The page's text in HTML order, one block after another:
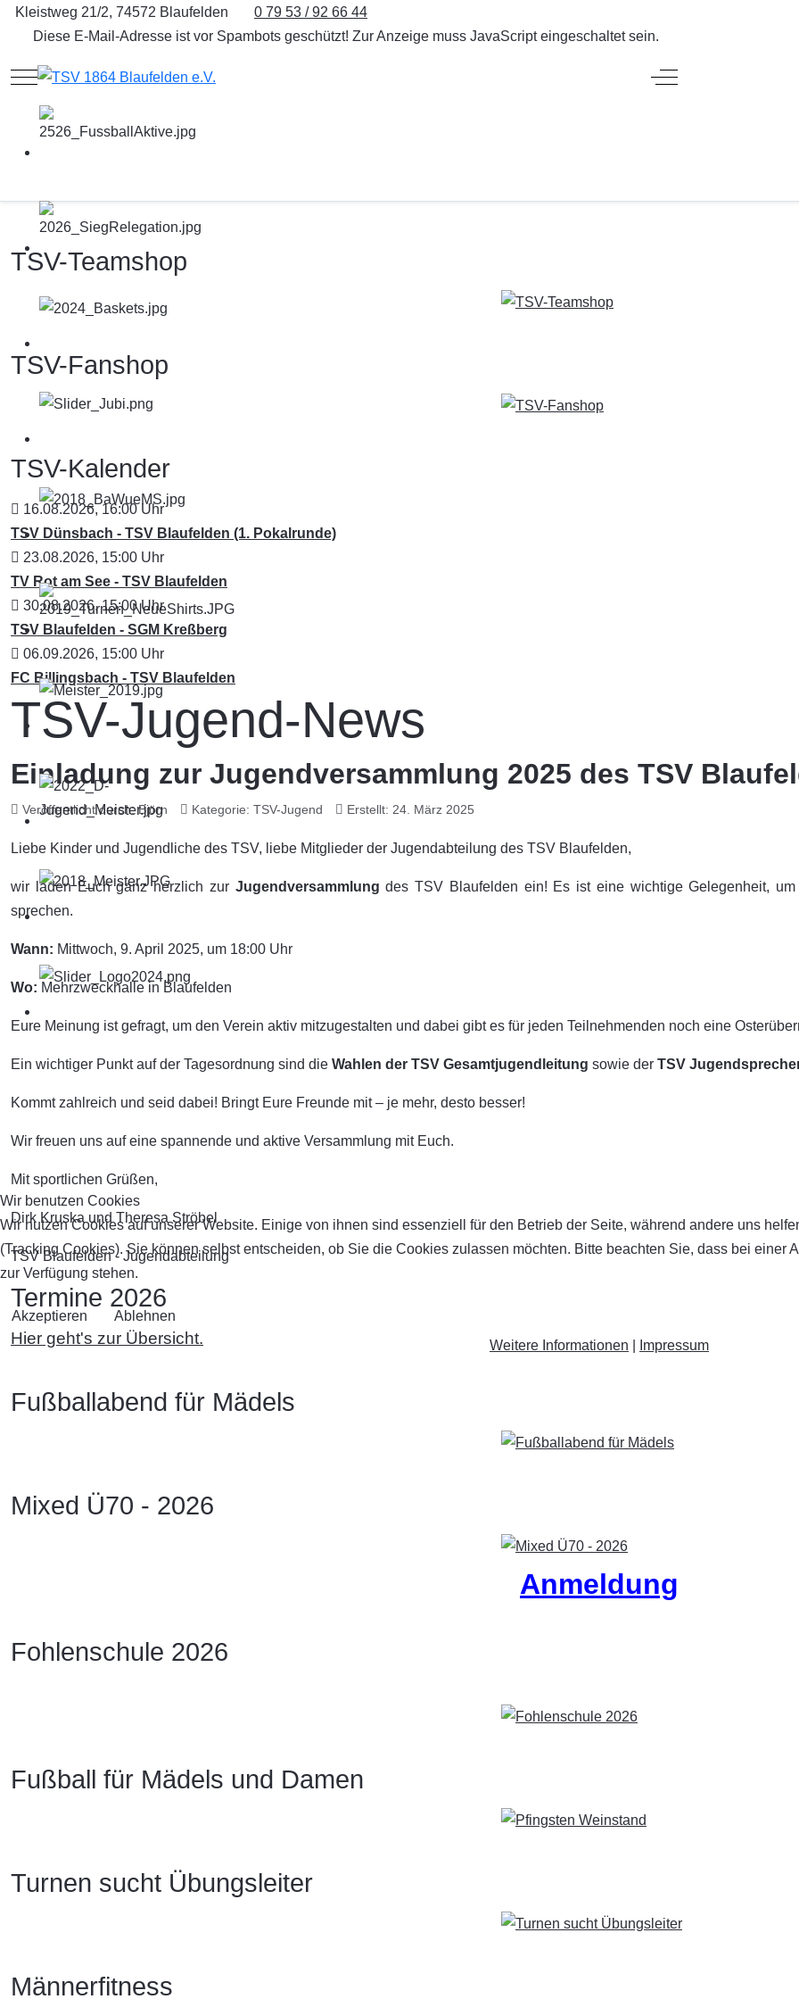
Kleistweg 21/2, 74572 Blaufelden
0 79 53 / 92 66 44
Diese E-Mail-Adresse ist vor Spambots geschützt! Zur Anzeige muss JavaScript eingeschaltet sein.
Mobile Menu Toggle Off-Canvas Toggle
TSV-Teamshop
TSV-Fanshop
TSV-Kalender
16.08.2026,16:00Uhr
TSV Dünsbach - TSV Blaufelden (1. Pokalrunde)
23.08.2026, 15:00 Uhr
TV Rot am See - TSV Blaufelden
30.08.2026,15:00Uhr
TSV Blaufelden - SGM Kreßberg
06.09.2026, 15:00 Uhr
FC Billingsbach - TSV Blaufelden
TSV-Jugend-News
Einladung zur Jugendversammlung 2025 des TSV
Veröffentlicht durch:Björn Kategorie: TSV-Jugend Erstellt: 24. März 2025
Liebe Kinder und Jugendliche des TSV, liebe Mitglieder der Jugendabteilung des TSV Blaufelden,
wir laden Euch ganz herzlich zur Jugendversammlung des TSV Blaufelden ein! Es ist eine wichtige Gelegenheit,
sprechen.
Wann: Mittwoch, 9. April 2025, um 18:00 Uhr
Wo: Mehrzweckhalle in Blaufelden
Eure Meinung ist gefragt, um den Verein aktiv mitzugestalten und dabei gibt es für jeden Teilnehmenden noch eine
Ein wichtiger Punkt auf der Tagesordnung sind die Wahlen der TSV Gesamtjugendleitung sowie der TSV
Kommt zahlreich und seid dabei! Bringt Eure Freunde mit – je mehr, desto besser!
Wir freuen uns auf eine spannende und aktive Versammlung mit Euch.
Mit sportlichen Grüßen,
Dirk Kruska und Theresa Ströbel
TSV Blaufelden - Jugendabteilung
Termine 2026
Hier geht's zur Übersicht.
Fußballabend für Mädels
Mixed Ü70 - 2026
Anmeldung
Fohlenschule 2026
Fußball für Mädels und Damen
Turnen sucht Übungsleiter
Männerfitness
Wir benutzen Cookies
Wir nutzen Cookies auf unserer Website. Einige von ihnen sind essenziell für den Betrieb der Seite, während andere uns
(Tracking Cookies). Sie können selbst entscheiden, ob Sie die Cookies zulassen möchten. Bitte beachten Sie, dass bei
zur Verfügung stehen.
Akzeptieren
Ablehnen
Weitere Informationen
Impressum